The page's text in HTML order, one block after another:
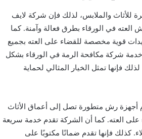
للأثاث والملابس، لذلك فإن شركة لايف
في الورقاء بطرق فعالة وآمنة. كما
قوية مخصصة للقضاء على العته بجميع
خدمة شركة مكافحة الرمة في الورقاء بشكل
فإنها تمثل الخيار المثالي لحماية
رش متطورة تصل إلى أعماق الأثاث
على العته. كما أن الشركة تقدم خدمة سريعة
كذلك فإنها تقدم ضمانًا مكتوبًا على